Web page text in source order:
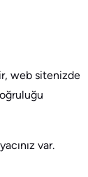
web sitenizde
var.